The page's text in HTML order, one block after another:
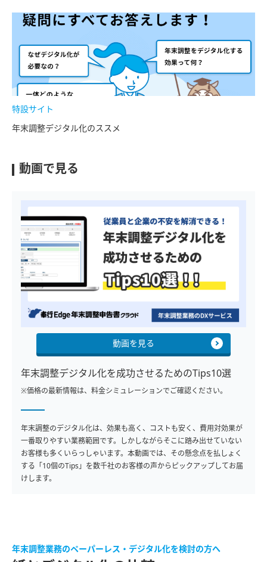
特設サイト
年末調整デジタル化のススメ
動画で見る
動画を見る
年末調整デジタル化を成功させるためのTips10選
※価格の最新情報は、料金シミュレーションでご確認ください。
年末調整のデジタル化は、効果も高く、コストも安く、費用対効果が
一番取りやすい業務範囲です。しかしながらそこに踏み出せていない
お客様も多くいらっしゃいます。本動画では、その懸念点を払しょく
する「10個のTips」を数千社のお客様の声からピックアップしてお届
けします。
年末調整業務のペーパーレス・デジタル化を検討の方へ